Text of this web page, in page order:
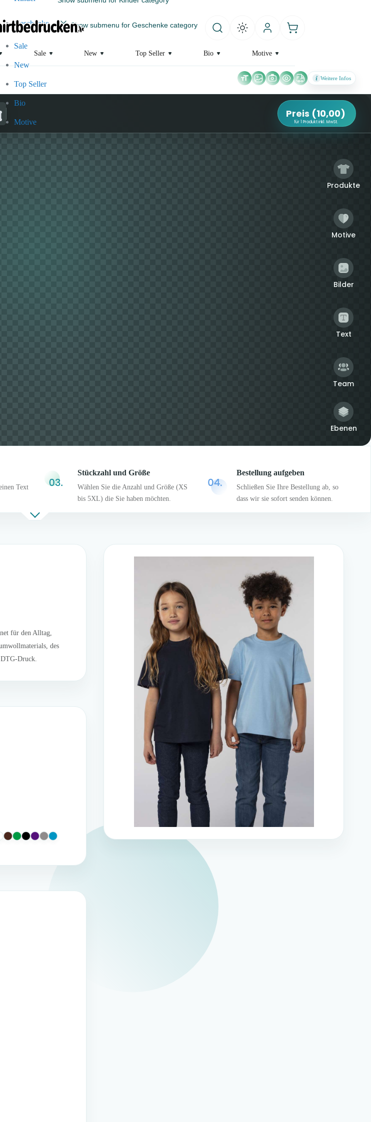
Geschenke Show submenu for Geschenke category
Sale
New
Top Seller
Bio
Motive
Sale New Top Seller Bio Motive
Weitere Infos
Preis (10,00)
für 1 Produkt inkl. MwSt.
Produkte
Motive
Bilder
Text
Team
Ebenen
Text
Stückzahl und Größe
Wählen Sie die Anzahl und Größe (XS
bis 5XL) die Sie haben möchten.
Bestellung aufgeben
Schließen Sie Ihre Bestellung ab, so
dass wir sie sofort senden können.
für den Alltag,
des
DTG-Druck.